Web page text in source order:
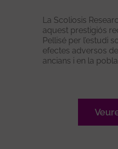
La Scoliosis
aquest prestigiós
Pellisé per l’estudi
efectes adversos
ancians i en la